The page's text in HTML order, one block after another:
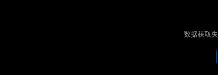
数据获取